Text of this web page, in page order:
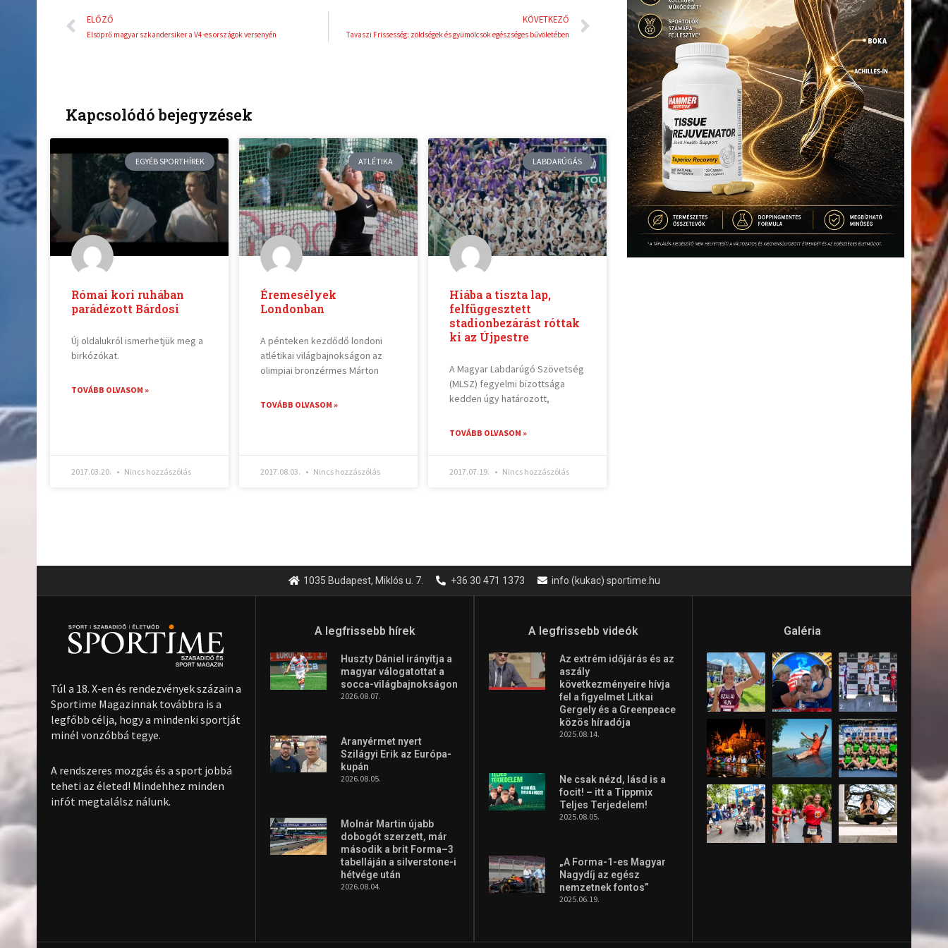
Előző
ELŐZŐ
Elsöprő magyar szkandersiker a V4-es országok versenyén
KÖVETKEZŐ
Tavaszi Frissesség: zöldségek és gyümölcsök egészséges bűvöletében
Következő
Kapcsolódó bejegyzések
EGYÉB SPORTHÍREK
Római kori ruhában
parádézott Bárdosi
Új oldalukról ismerhetjük meg a
birkózókat.
TOVÁBB OLVASOM »
2017.03.20. Nincs hozzászólás
ATLÉTIKA
Éremesélyek
Londonban
A pénteken kezdődő londoni
atlétikai világbajnokságon az
olimpiai bronzérmes Márton
TOVÁBB OLVASOM »
2017.08.03. Nincs hozzászólás
LABDARÚGÁS
Hiába a tiszta lap,
felfüggesztett
stadionbezárást róttak
ki az Újpestre
A Magyar Labdarúgó Szövetség
(MLSZ) fegyelmi bizottsága
kedden úgy határozott,
TOVÁBB OLVASOM »
2017.07.19. Nincs hozzászólás
1035 Budapest, Miklós u. 7. +36 30 471 1373 info (kukac) sportime.hu
Túl a 18. X-en és rendezvények százain a
Sportime Magazinnak továbbra is a
legfőbb célja, hogy a mindenki sportját
minél vonzóbbá tegye.
A rendszeres mozgás és a sport jobbá
teheti az életed! Mindehhez minden
infót megtalálsz nálunk.
A legfrissebb hírek
Huszty Dániel irányítja a
magyar válogatottat a
socca-világbajnokságon
2026.08.07.
Aranyérmet nyert
Szilágyi Erik az Európa-
kupán
2026.08.05.
Molnár Martin újabb
dobogót szerzett, már
második a brit Forma–3
tabelláján a silverstone-i
hétvége után
2026.08.04.
A legfrissebb videók
Az extrém időjárás és az
aszály
következményeire hívja
fel a figyelmet Litkai
Gergely és a Greenpeace
közös híradója
2025.08.14.
Ne csak nézd, lásd is a
focit! – itt a Tippmix
Teljes Terjedelem!
2025.08.05.
„A Forma-1-es Magyar
Nagydíj az egész
nemzetnek fontos”
2025.06.19.
Galéria